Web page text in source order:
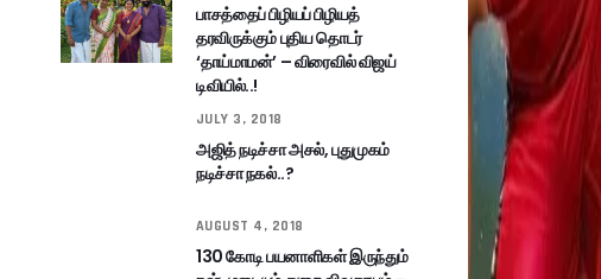
பாசத்தைப் பிழியப் பிழியத்
தரவிருக்கும் புதிய தொடர்
‘தாய்மாமன்’ – விரைவில் விஜய்
டிவியில்..!
JULY 3, 2018
அஜித் நடிச்சா அசல், புதுமுகம்
நடிச்சா நகல்..?
AUGUST 4, 2018
130 கோடி பயனாளிகள் இருந்தும்